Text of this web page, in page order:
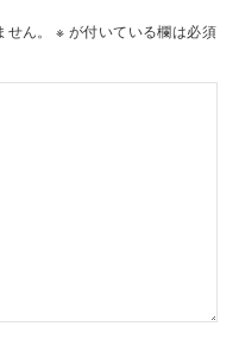
ん。 ※ が付いている欄は必須